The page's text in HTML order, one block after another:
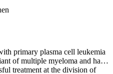
primary plasma cell leukemia
of multiple myeloma and have
treatment at the division of